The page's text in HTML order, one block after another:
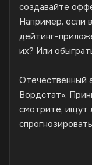
создавайте
Например, если
дейтинг-
их? Или
Отечественный
Вордстат».
смотрите, ищут